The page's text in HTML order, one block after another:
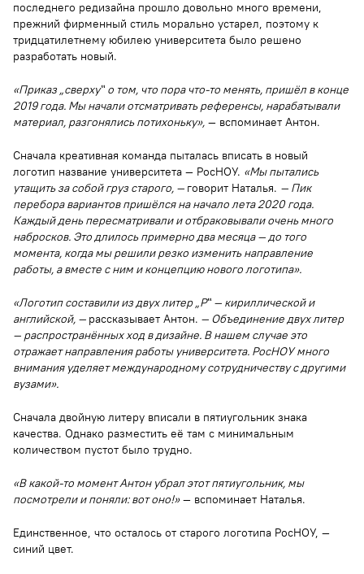
последнего редизайна прошло довольно много времени,
прежний фирменный стиль морально устарел, поэтому к
тридцатилетнему юбилею университета было решено
разработать новый.
«Приказ „сверху‟ о том, что пора что-то менять, пришёл в конце
2019 года. Мы начали отсматривать референсы, нарабатывали
материал, разгонялись потихоньку», — вспоминает Антон.
Сначала креативная команда пыталась вписать в новый
логотип название университета — РосНОУ. «Мы пытались
утащить за собой груз старого, — говорит Наталья. — Пик
перебора вариантов пришёлся на начало лета 2020 года.
Каждый день пересматривали и отбраковывали очень много
набросков. Это длилось примерно два месяца — до того
момента, когда мы решили резко изменить направление
работы, а вместе с ним и концепцию нового логотипа».
«Логотип составили из двух литер „Р‟ — кириллической и
английской, — рассказывает Антон. — Объединение двух литер
— распространённых ход в дизайне. В нашем случае это
отражает направления работы университета. РосНОУ много
внимания уделяет международному сотрудничеству с другими
вузами».
Сначала двойную литеру вписали в пятиугольник знака
качества. Однако разместить её там с минимальным
количеством пустот было трудно.
«В какой-то момент Антон убрал этот пятиугольник, мы
посмотрели и поняли: вот оно!»— вспоминает Наталья.
Единственное, что осталось от старого логотипа РосНОУ, —
синий цвет.